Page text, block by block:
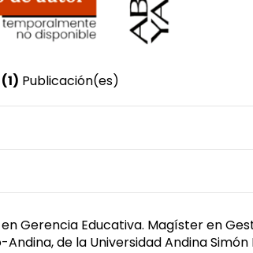
(1) Publicación(es)
Femenino
Gerencia Educativa. Magíster en
de la Universidad Andina